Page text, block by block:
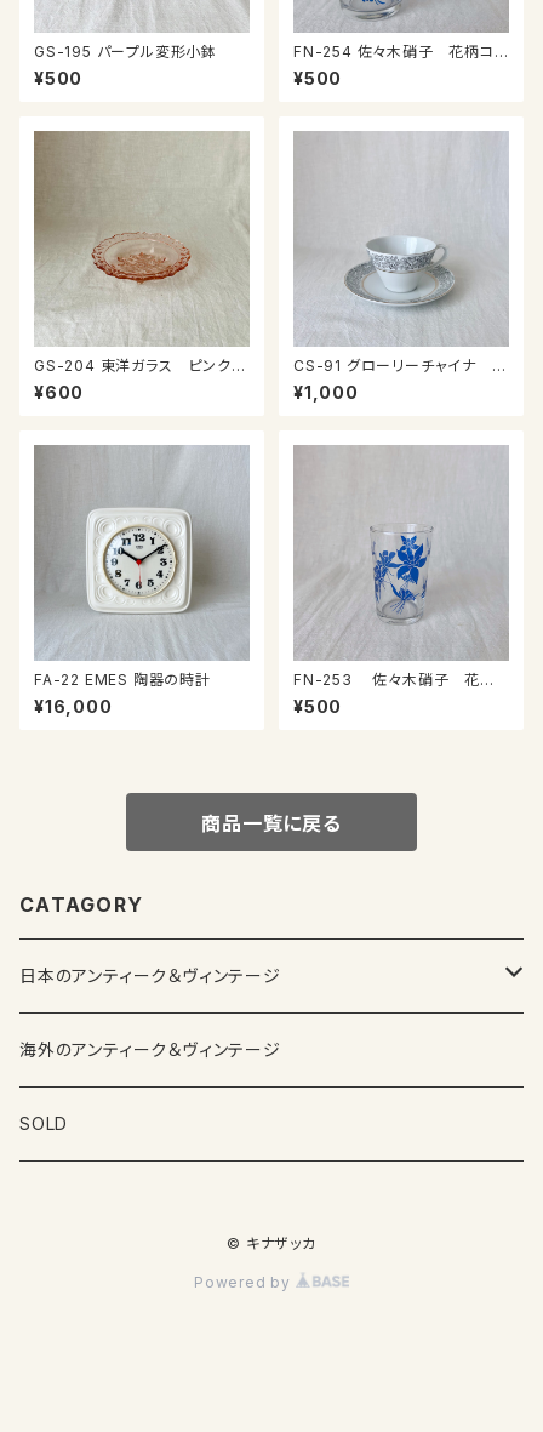
GS-195 パープル変形小鉢
¥500
FN-254 佐々木硝子 花柄コッ
プ④
¥500
GS-204 東洋ガラス ピンクガ
ラスのプレート
¥600
CS-91 グローリーチャイナ カ
ップ＆ソーサー
¥1,000
FA-22 EMES 陶器の時計
¥16,000
FN-253 佐々木硝子 花柄
コップ③
¥500
商品一覧に戻る
CATAGORY
日本のアンティーク＆ヴィンテージ
カップ＆ソーサー
ガラス製品
海外のアンティーク＆ヴィンテージ
SOLD
© キナザッカ
Powered by